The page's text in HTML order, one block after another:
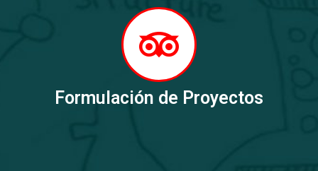
Formulación de Proyectos